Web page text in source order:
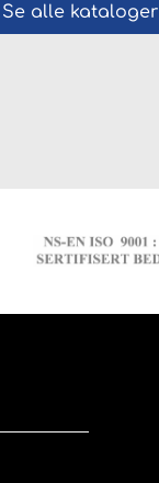
Se alle kataloger